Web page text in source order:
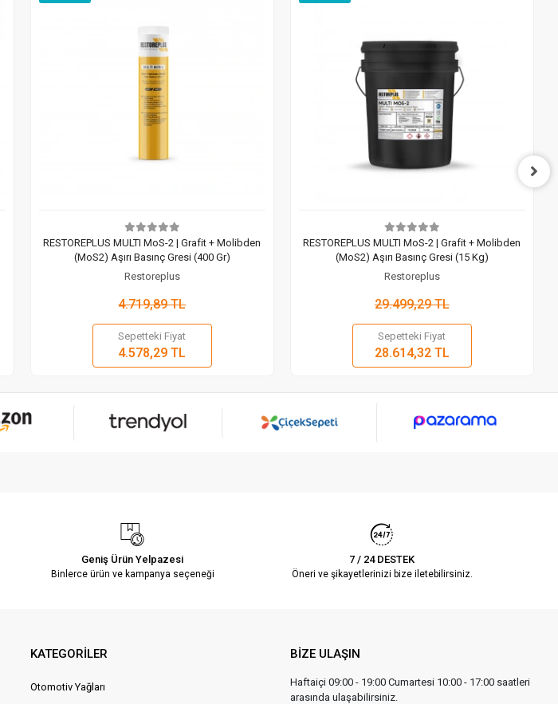
RESTOREPLUS MULTI MoS-2 | Grafit + Molibden
(MoS2) Aşırı Basınç Gresi (400 Gr)
Restoreplus
4.719,89 TL
Sepetteki Fiyat
4.578,29 TL
Adet
Sepete Ekle
RESTOREPLUS MULTI MoS-2 | Grafit + Molibden
(MoS2) Aşırı Basınç Gresi (15 Kg)
Restoreplus
29.499,29 TL
Sepetteki Fiyat
28.614,32 TL
Adet
Sepete Ekle
Geniş Ürün Yelpazesi
Binlerce ürün ve kampanya seçeneği
7 / 24 DESTEK
Öneri ve şikayetlerinizi bize iletebilirsiniz.
KATEGORİLER
Otomotiv Yağları
BİZE ULAŞIN
Haftaiçi 09:00 - 19:00 Cumartesi 10:00 - 17:00 saatleri
arasında ulaşabilirsiniz.